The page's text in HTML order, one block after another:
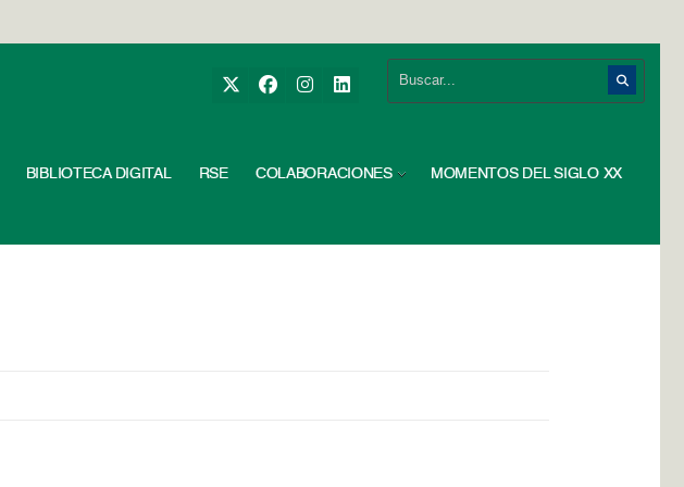
BIBLIOTECA DIGITAL RSE COLABORACIONES MOMENTOS DEL SIGLO XX